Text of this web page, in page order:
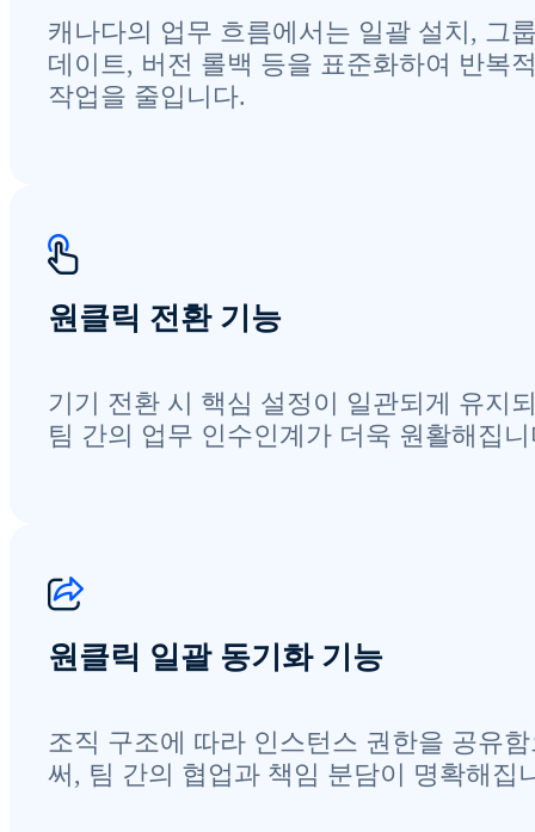
캐나다의 업무 흐름에서는 일괄 설치, 그
데이트, 버전 롤백 등을 표준화하여 반복
작업을 줄입니다.
원클릭 전환 기능
기기 전환 시 핵심 설정이 일관되게 유지
팀 간의 업무 인수인계가 더욱 원활해집
원클릭 일괄 동기화 기능
조직 구조에 따라 인스턴스 권한을 공유
써, 팀 간의 협업과 책임 분담이 명확해집